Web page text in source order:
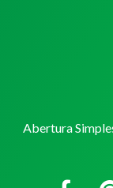
Abertura